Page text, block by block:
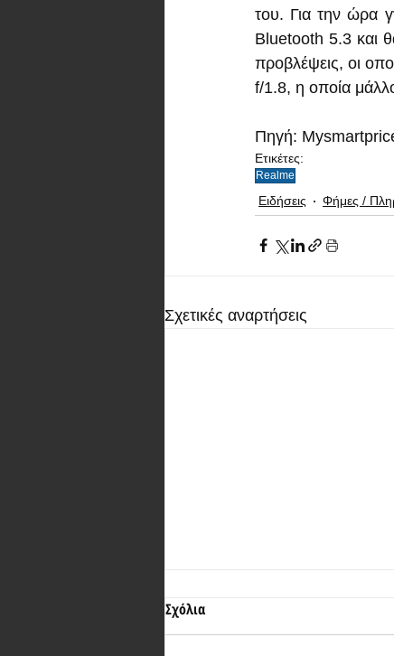
του. Για την ώρα
Bluetooth 5.3 και
προβλέψεις, οι
f/1.8, η οποία
Πηγή:
Ετικέτες:
Realme
Ειδήσεις Φήμες /
Σχετικές αναρτήσεις
Σχόλια